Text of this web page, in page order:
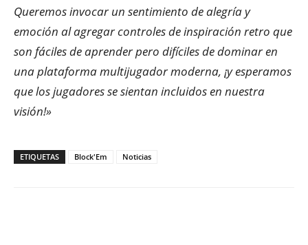
Queremos invocar un sentimiento de alegría y
emoción al agregar controles de inspiración retro que
son fáciles de aprender pero difíciles de dominar en
una plataforma multijugador moderna, ¡y esperamos
que los jugadores se sientan incluidos en nuestra
visión!»
ETIQUETAS Block'Em Noticias